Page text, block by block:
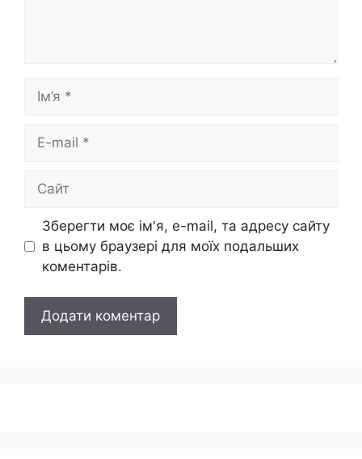
mail
Зберегти моє ім'я, e-mail, та адресу сайту
в цьому браузері для моїх подальших
коментарів.